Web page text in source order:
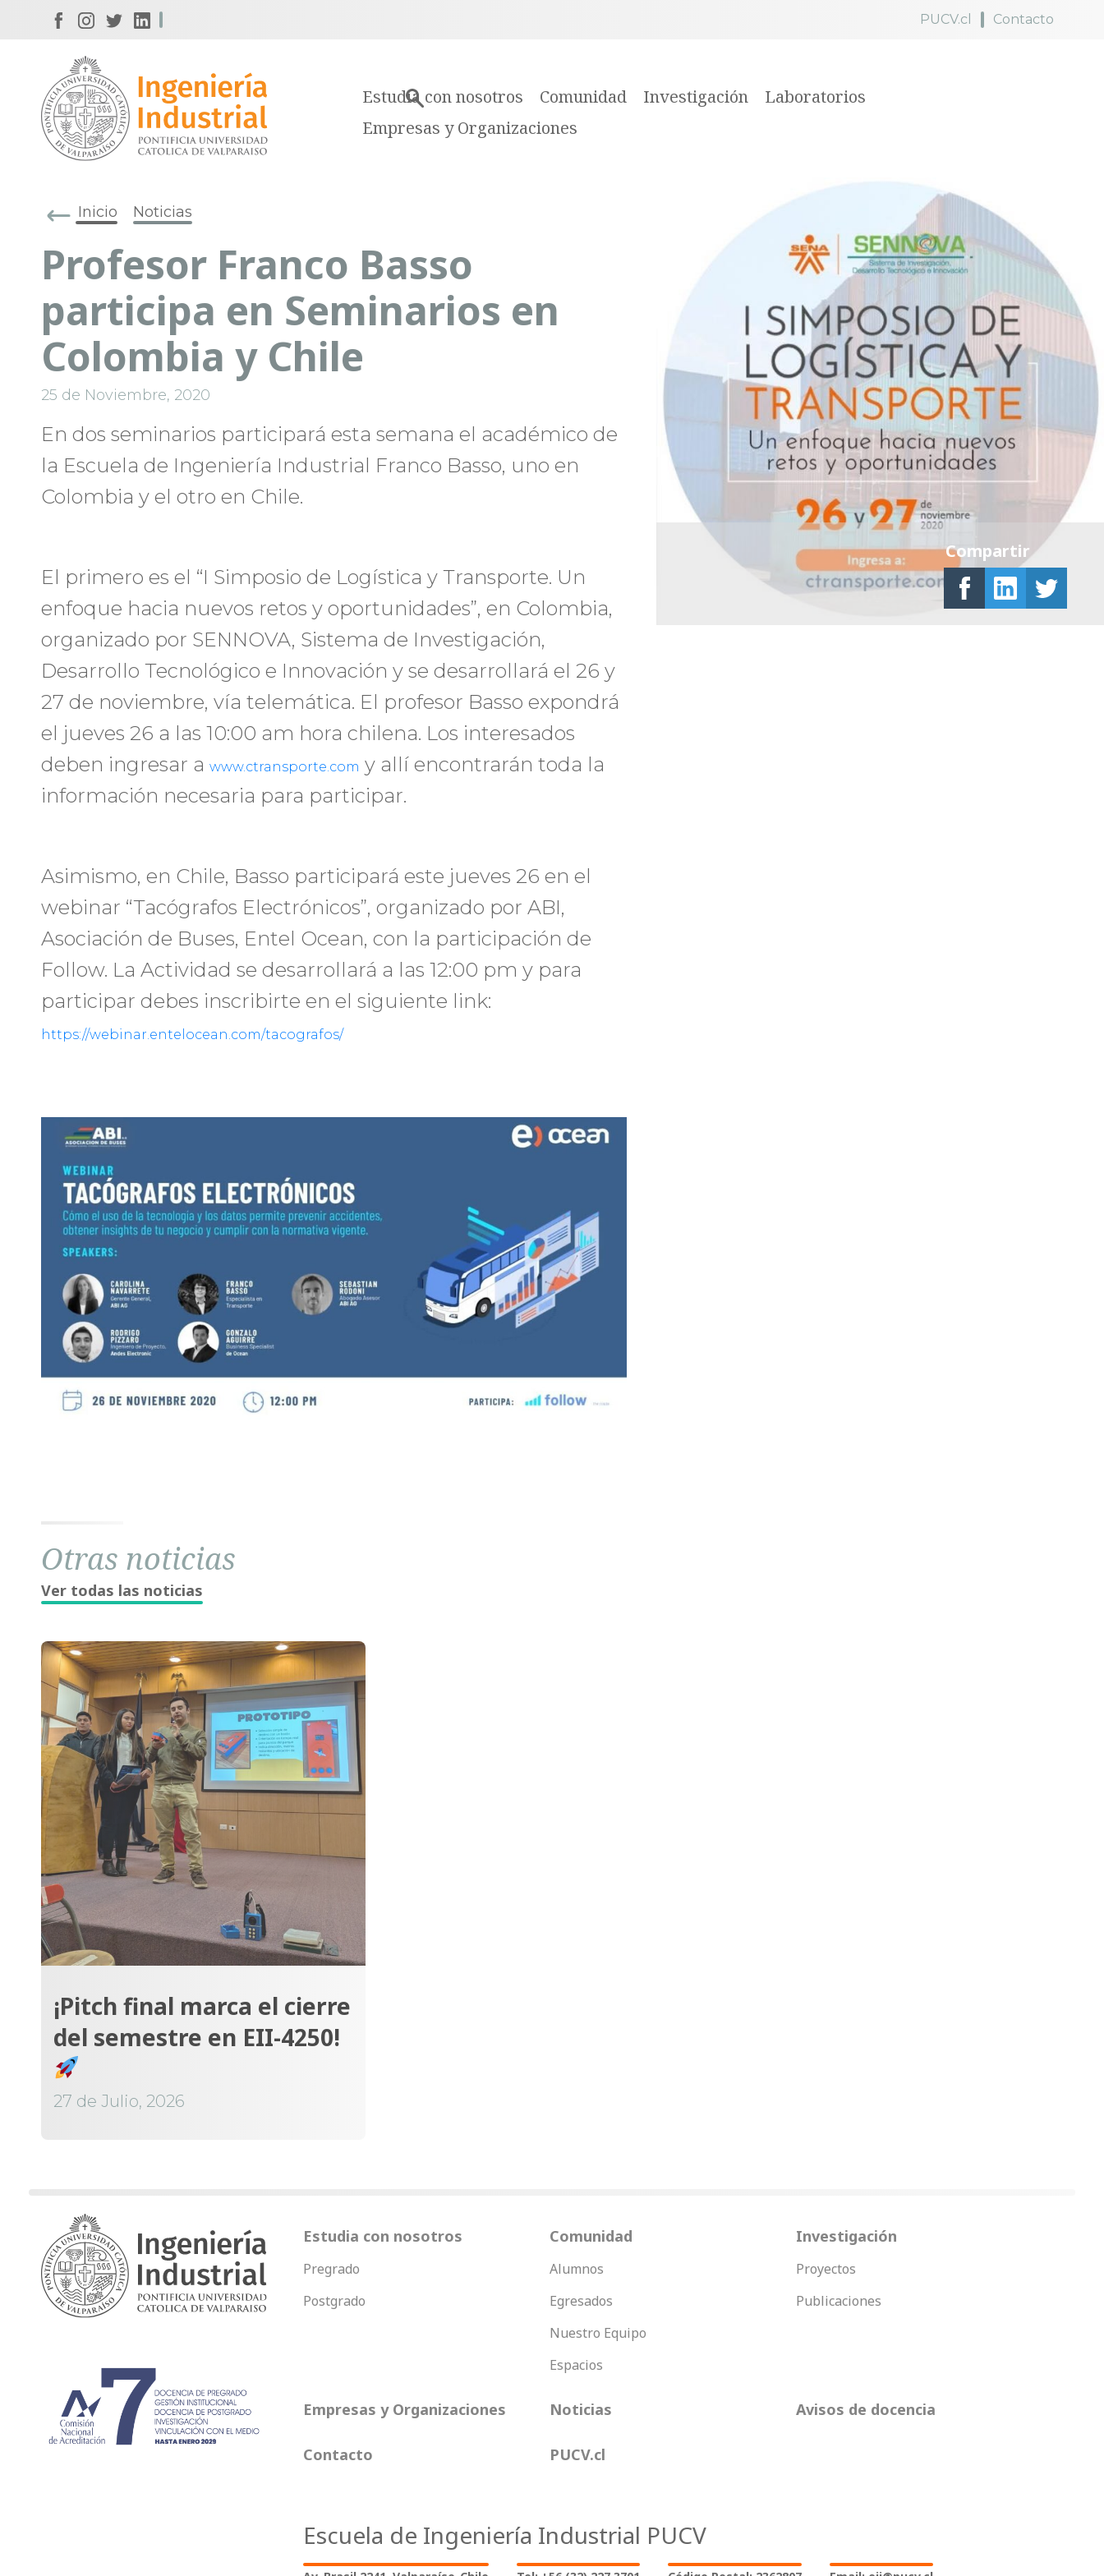
PUCV.cl Contacto
Estudia con nosotros Comunidad Investigación
Laboratorios
Empresas y Organizaciones
Inicio Noticias
Profesor Franco Basso
participa en Seminarios en
Colombia y Chile
25 de Noviembre, 2020
En dos seminarios participará esta semana el académico de
la Escuela de Ingeniería Industrial Franco Basso, uno en
Colombia y el otro en Chile.
El primero es el “I Simposio de Logística y Transporte. Un
enfoque hacia nuevos retos y oportunidades”, en Colombia,
organizado por SENNOVA, Sistema de Investigación,
Desarrollo Tecnológico e Innovación y se desarrollará el 26 y
27 de noviembre, vía telemática. El profesor Basso expondrá
el jueves 26 a las 10:00 am hora chilena. Los interesados
deben ingresar a www.ctransporte.com y allí encontrarán toda la
información necesaria para participar.
Asimismo, en Chile, Basso participará este jueves 26 en el
webinar “Tacógrafos Electrónicos”, organizado por ABI,
Asociación de Buses, Entel Ocean, con la participación de
Follow. La Actividad se desarrollará a las 12:00 pm y para
participar debes inscribirte en el siguiente link:
https://webinar.entelocean.com/tacografos/
Compartir
Otras noticias
Ver todas las noticias
¡Pitch final marca el cierre
del semestre en EII-4250!
27 de Julio, 2026
Estudia con nosotros
Pregrado
Postgrado
Comunidad
Alumnos
Egresados
Nuestro Equipo
Espacios
Investigación
Proyectos
Publicaciones
Empresas y Organizaciones Noticias Avisos de docencia
Contacto PUCV.cl
Escuela de Ingeniería Industrial PUCV